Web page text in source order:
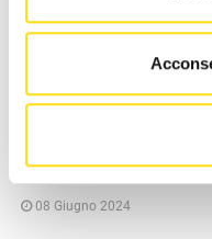
Gorizia, un parco del
durante le elezioni
08 Giugno 2024